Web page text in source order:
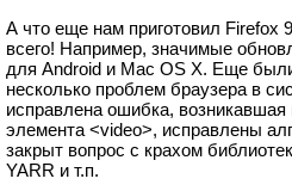
А что еще нам приготовил Firefox
всего! Например, значимые
для Android и Mac OS X. Еще
несколько проблем браузера в
исправлена ошибка,
элемента <video>, исправлены
закрыт вопрос с крахом
YARR и т.п.